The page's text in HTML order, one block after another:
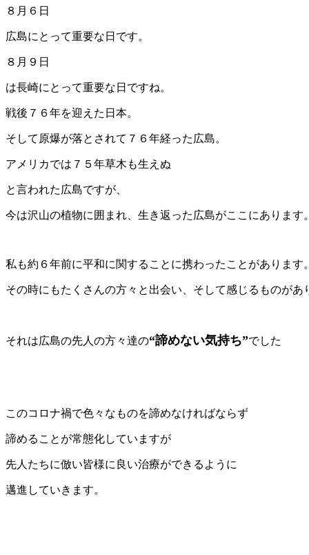
８月６日
広島にとって重要な日です。
８月９日
は長崎にとって重要な日ですね。
戦後７６年を迎えた日本。
そして原爆が落とされて７６年経った広島。
アメリカでは７５年草木も生えぬ
と言われた広島ですが、
今は沢山の植物に囲まれ、生き返った広島がここにあります。
私も約６年前に平和に関することに携わったことがあります。
その時にもたくさんの方々と出会い、そして感じるものがあ
それは広島の先人の方々達の“諦めない気持ち”でした
このコロナ禍で色々なものを諦めなければならず
諦めることが常態化していますが
先人たちに倣い皆様に良い治療ができるように
邁進していきます。